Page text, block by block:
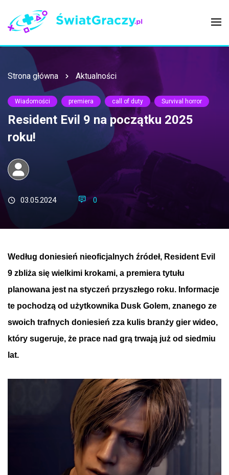
Strona główna Aktualności
Wiadomości premiera call of duty Survival horror
Resident Evil 9 na początku 2025
roku!
03.05.2024 0
Według doniesień nieoficjalnych źródeł, Resident Evil
9 zbliża się wielkimi krokami, a premiera tytułu
planowana jest na styczeń przyszłego roku. Informacje
te pochodzą od użytkownika Dusk Golem, znanego ze
swoich trafnych doniesień zza kulis branży gier wideo,
który sugeruje, że prace nad grą trwają już od siedmiu
lat.